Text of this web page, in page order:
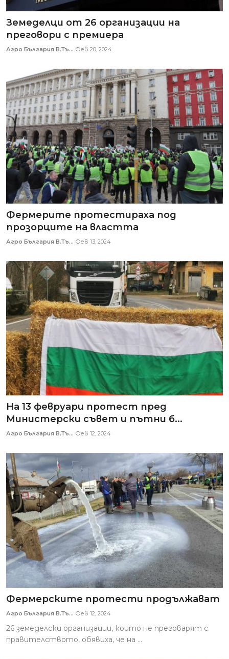
Земеделци от 26 организации на
преговори с премиера
Агро България В.Тъ... Фев 20, 2024
Фермерите протестираха под
прозорците на властта
Агро България В.Тъ... Фев 13, 2024
На 13 февруари протест пред
Министерски съвет и пътни б...
Агро България В.Тъ... Фев 12, 2024
Фермерските протести продължават
Агро България В.Тъ... Фев 12, 2024
26 земеделски организации, които не преговарят с
правителството, обявиха, че на ...